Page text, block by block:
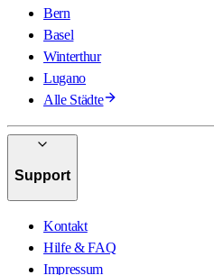
Bern
Basel
Winterthur
Lugano
Alle Städte
Support
Kontakt
Hilfe & FAQ
Impressum